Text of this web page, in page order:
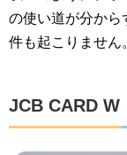
の使い道が分から
件も起こりません
JCB CARD W